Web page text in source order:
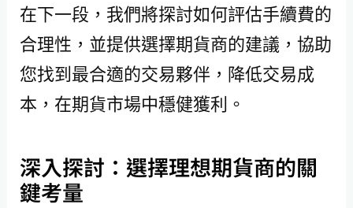
在下一段，我們將探討如何評估手續費的
合理性，並提供選擇期貨商的建議，協助
您找到最合適的交易夥伴，降低交易成
本，在期貨市場中穩健獲利。
深入探討：選擇理想期貨商的關
鍵考量